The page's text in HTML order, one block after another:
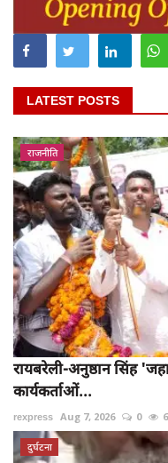
LATEST POSTS
राजनीति
रायबरेली-अनुष्ठान सिंह
कार्यकर्ताओं...
rexpress Aug 7, 2026 0
दुर्घटना